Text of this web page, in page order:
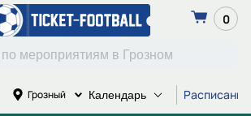
0
Грозный Календарь